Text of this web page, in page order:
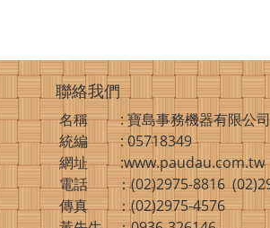
聯絡我們
名稱 : 寶島事務機器有限公司
統編 : 05718349
網址 :www.paudau.com.tw
電話 ：(02)2975-8816
傳真 ：(02)2975-4576